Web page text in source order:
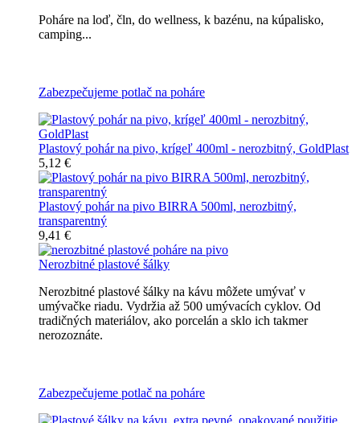
Poháre na loď, čln, do wellness, k bazénu, na kúpalisko,
camping...
Zabezpečujeme potlač na poháre
Plastový pohár na pivo, krígeľ 400ml - nerozbitný, GoldPlast
5,12 €
Plastový pohár na pivo BIRRA 500ml, nerozbitný,
transparentný
9,41 €
Nerozbitné plastové šálky
Nerozbitné plastové šálky na kávu môžete umývať v
umývačke riadu. Vydržia až 500 umývacích cyklov. Od
tradičných materiálov, ako porcelán a sklo ich takmer
nerozoznáte.
Zabezpečujeme potlač na poháre